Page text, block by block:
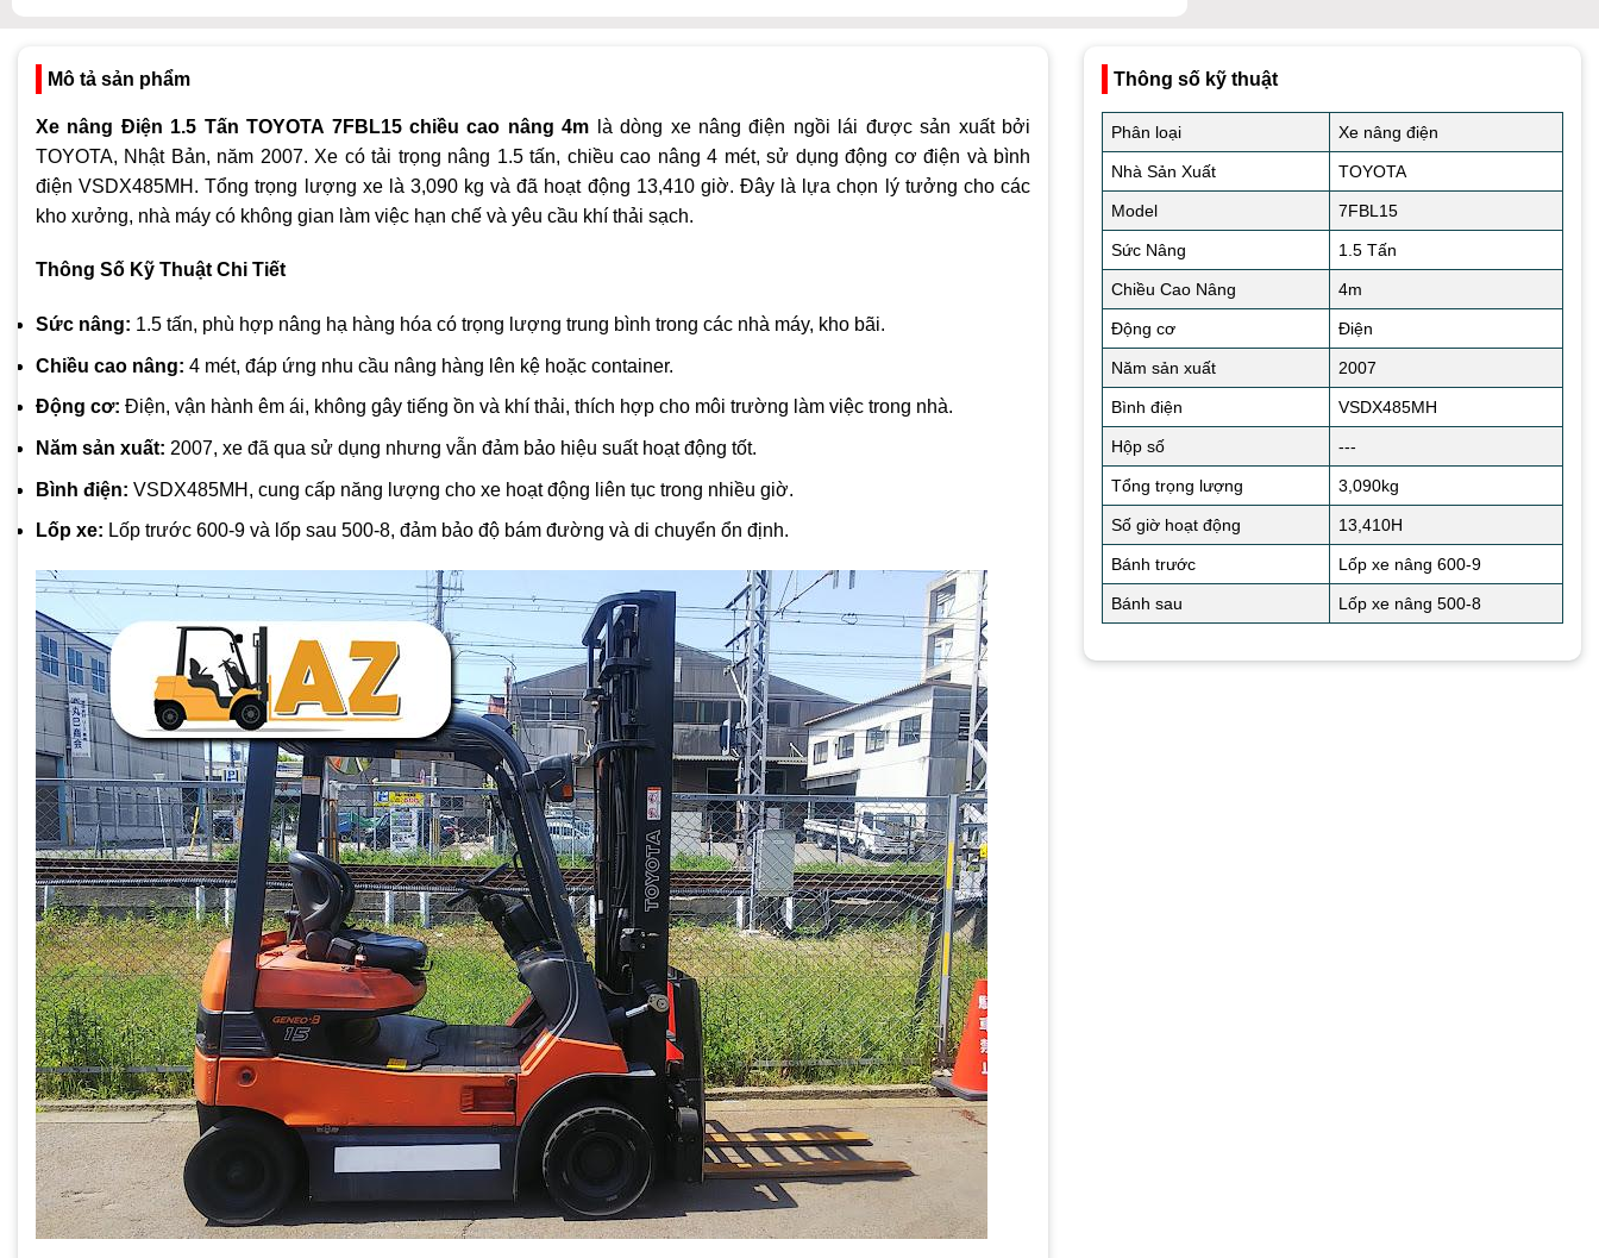
Thông số kỹ thuật
Phân loại Xe nâng điện
Nhà Sản Xuất TOYOTA
Model 7FBL15
Sức Nâng 1.5 Tấn
Chiều Cao Nâng 4m
Động cơ Điện
Năm sản xuất 2007
Bình điện VSDX485MH
Hộp số ---
Tổng trọng lượng 3,090kg
Số giờ hoạt động 13,410H
Bánh trước Lốp xe nâng 600-9
Bánh sau Lốp xe nâng 500-8
Mô tả sản phẩm
Xe nâng Điện 1.5 Tấn TOYOTA 7FBL15 chiều cao nâng 4m là dòng xe nâng điện ngồi lái được sản xuất bởi
TOYOTA, Nhật Bản, năm 2007. Xe có tải trọng nâng 1.5 tấn, chiều cao nâng 4 mét, sử dụng động cơ điện và bình
điện VSDX485MH. Tổng trọng lượng xe là 3,090 kg và đã hoạt động 13,410 giờ. Đây là lựa chọn lý tưởng cho các
kho xưởng, nhà máy có không gian làm việc hạn chế và yêu cầu khí thải sạch.
Thông Số Kỹ Thuật Chi Tiết
Sức nâng: 1.5 tấn, phù hợp nâng hạ hàng hóa có trọng lượng trung bình trong các nhà máy, kho bãi.
Chiều cao nâng: 4 mét, đáp ứng nhu cầu nâng hàng lên kệ hoặc container.
Động cơ: Điện, vận hành êm ái, không gây tiếng ồn và khí thải, thích hợp cho môi trường làm việc trong nhà.
Năm sản xuất: 2007, xe đã qua sử dụng nhưng vẫn đảm bảo hiệu suất hoạt động tốt.
Bình điện: VSDX485MH, cung cấp năng lượng cho xe hoạt động liên tục trong nhiều giờ.
Lốp xe: Lốp trước 600-9 và lốp sau 500-8, đảm bảo độ bám đường và di chuyển ổn định.